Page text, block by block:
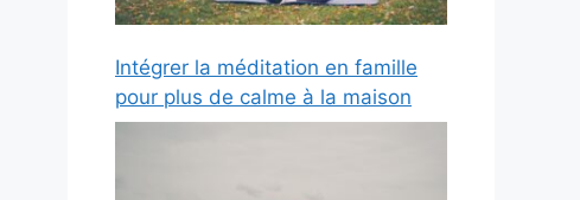
Intégrer la méditation en famille
pour plus de calme à la maison